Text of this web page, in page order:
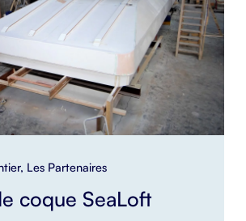
, Les Partenaires
coque SeaLoft